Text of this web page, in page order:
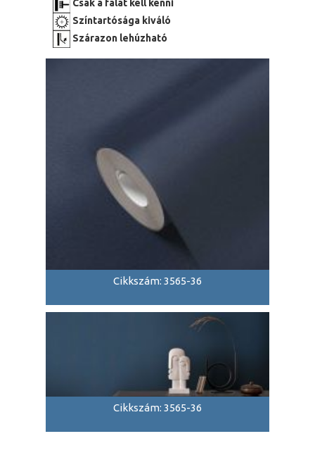
Csak a falat kell kenni
Színtartósága kiváló
Szárazon lehúzható
Cikkszám: 3565-36
Cikkszám: 3565-36